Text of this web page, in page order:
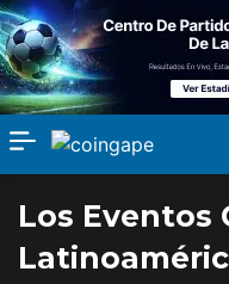
Los Eventos